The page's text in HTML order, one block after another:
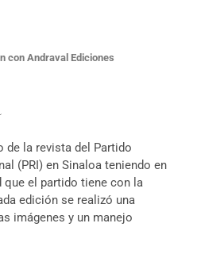
con Andraval Ediciones
de la revista del Partido
(PRI) en Sinaloa teniendo en
el partido tiene con la
edición se realizó una
imágenes y un manejo